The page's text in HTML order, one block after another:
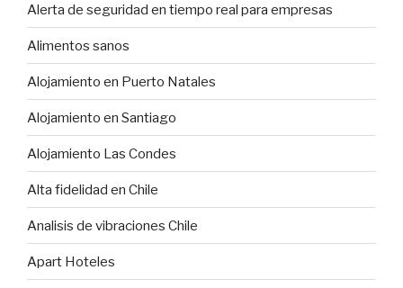
Alerta de seguridad en tiempo real para empresas
Alimentos sanos
Alojamiento en Puerto Natales
Alojamiento en Santiago
Alojamiento Las Condes
Alta fidelidad en Chile
Analisis de vibraciones Chile
Apart Hoteles